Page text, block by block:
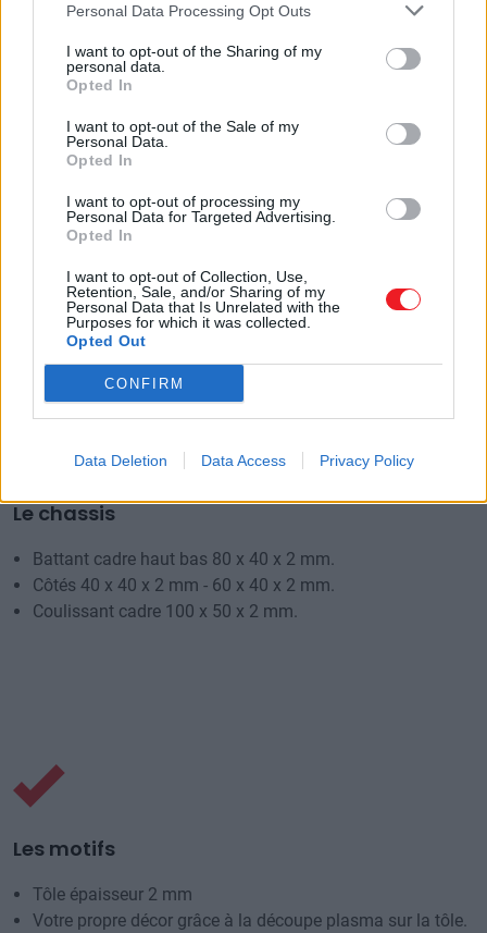
Personal Data Processing Opt Outs
I want to opt-out of the Sharing of my
personal data.
Opted In
I want to opt-out of the Sale of my
Personal Data.
Opted In
I want to opt-out of processing my
Personal Data for Targeted Advertising.
Opted In
I want to opt-out of Collection, Use,
Retention, Sale, and/or Sharing of my
Personal Data that Is Unrelated with the
Purposes for which it was collected.
Opted Out
CONFIRM
Data Deletion Data Access Privacy Policy
moderne
Matériaux
Acier galvanisé sendzimir.
Finition thermolaquage.
Le chassis
Battant cadre haut bas 80 x 40 x 2 mm.
Côtés 40 x 40 x 2 mm - 60 x 40 x 2 mm.
Coulissant cadre 100 x 50 x 2 mm.
Les motifs
Tôle épaisseur 2 mm
Votre propre décor grâce à la découpe plasma sur la tôle.